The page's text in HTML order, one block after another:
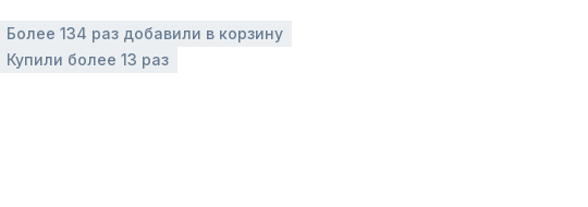
Более 134 раз добавили в корзину
Купили более 13 раз